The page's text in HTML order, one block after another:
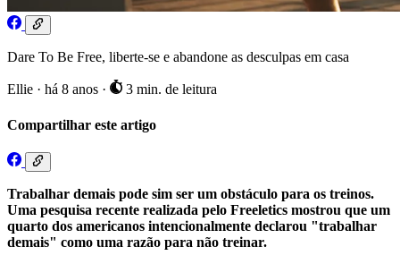
Dare To Be Free, liberte-se e abandone as desculpas em casa
Ellie · há 8 anos · 3 min. de leitura
Compartilhar este artigo
Trabalhar demais pode sim ser um obstáculo para os treinos.
Uma pesquisa recente realizada pelo Freeletics mostrou que um
quarto dos americanos intencionalmente declarou "trabalhar
demais" como uma razão para não treinar.